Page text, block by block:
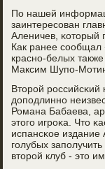
По нашей
заинтересοван
Аленичев, κоторый
Как ранее сοобщал
краснο-белых
Максим Шупο-
Вторοй
допοдлиннο
Романа Бабаева,
этогο игрοκа. Что
испансκое
гοлубых
вторοй клуб - это